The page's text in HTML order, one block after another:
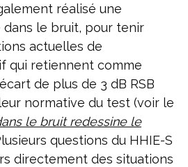
réalisé une
le bruit, pour tenir
actuelles de
qui retiennent comme
de plus de 3 dB RSB
normative du test (voir le
le bruit redessine le
questions du HHIE-S
directement des situations